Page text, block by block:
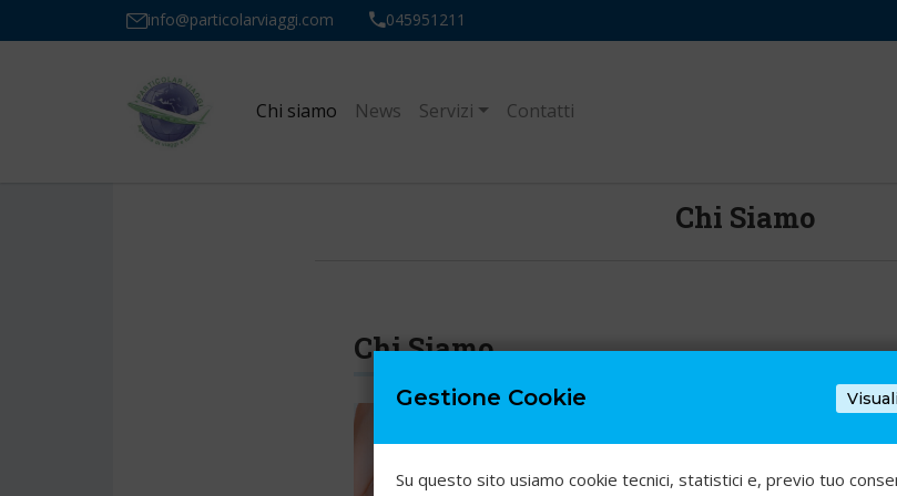
info@particolarviaggi.com 045951211
Chi siamo News Servizi Contatti
Chi Siamo
Chi Siamo
Nella nostra
Qui trovi veri
scegliere la
Gestione Cookie
Su questo sito usiamo cookie tecnici, statistici e, previo tuo